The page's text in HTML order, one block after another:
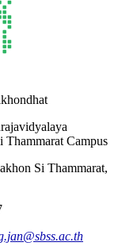
Campus
Si Thammarat,